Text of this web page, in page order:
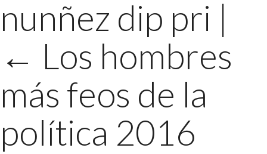
nunñez dip pri |
← Los hombres
más feos de la
política 2016